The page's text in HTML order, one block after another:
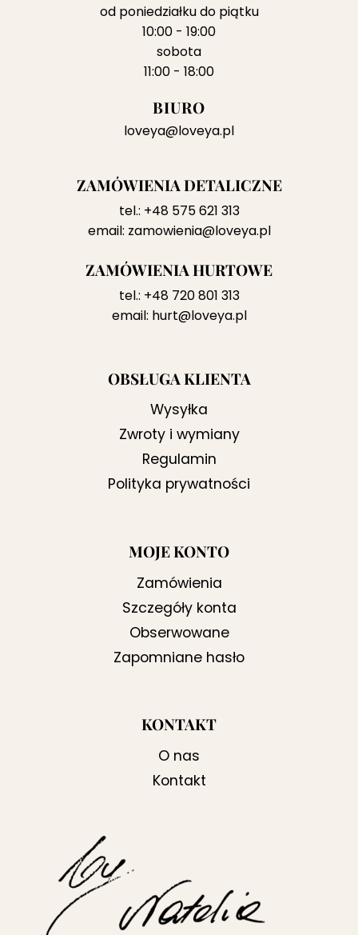
od poniedziałku do piątku
10:00 - 19:00
sobota
11:00 - 18:00
BIURO
loveya@loveya.pl
ZAMÓWIENIA DETALICZNE
tel.: +48 575 621 313
email: zamowienia@loveya.pl
ZAMÓWIENIA HURTOWE
tel.: +48 720 801 313
email: hurt@loveya.pl
OBSŁUGA KLIENTA
Wysyłka
Zwroty i wymiany
Regulamin
Polityka prywatności
MOJE KONTO
Zamówienia
Szczegóły konta
Obserwowane
Zapomniane hasło
KONTAKT
O nas
Kontakt